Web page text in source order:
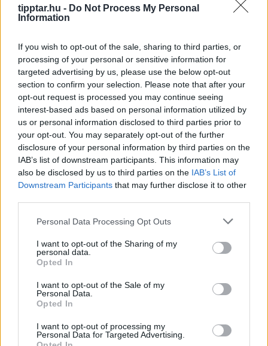
tipptar.hu - Do Not Process My Personal
Information
If you wish to opt-out of the sale, sharing to third parties, or
processing of your personal or sensitive information for
targeted advertising by us, please use the below opt-out
section to confirm your selection. Please note that after your
opt-out request is processed you may continue seeing
interest-based ads based on personal information utilized by
us or personal information disclosed to third parties prior to
your opt-out. You may separately opt-out of the further
disclosure of your personal information by third parties on the
IAB’s list of downstream participants. This information may
also be disclosed by us to third parties on the IAB’s List of
Downstream Participants that may further disclose it to other
Please note that this website/app uses one or more Google
not limited to your visit or usage behaviour. You may click to
grant or deny consent to Google and its third-party tags to
use your data for below specified purposes in below Google
consent section.
Personal Data Processing Opt Outs
I want to opt-out of the Sharing of my
personal data.
Opted In
I want to opt-out of the Sale of my
Personal Data.
Opted In
I want to opt-out of processing my
Personal Data for Targeted Advertising.
Irodalmi névalkotások
2022-07-24 08:00 | Nézettség: 18630
Vannak keresztnevek, amelyek évszázadok vagy akár
évezredek óta léteznek, mások azonban egy író
képzeletében, egy regény lapjain, egy színpadi műben
vagy egy költeményben születtek meg. A magyar
névkincsben különösen sok olyan női név található,
amelynek megalkotása vagy elterjedése a magyar
irodalomhoz kapcsolódik.
Tovább olvasom »
Vörösmarty Mihály által alkotott
keresztnevek: Tünde, Enikő, Hajna,
Ilma és Dalma története
A magyar keresztnevek között több olyan is akad,
idegen nyelvből került hozzánk, hanem egy költő
képzeletében született meg. Vörösmarty Mihály által
alkotott keresztnevek közül a Tünde és az Enikő ma
már annyira természetes részének tűnik a magyar
névkincsnek, hogy sokan nem is sejtik irodalmi
eredetüket.
Tovább olvasom »
Ez is érdekelhet